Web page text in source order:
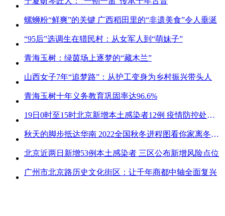
螺蛳粉“鲜爽”的关键 广西稻田里的“非遗美食”令人垂涎
“95后”选调生在猎民村：从女军人到“萌妹子”
青海玉树：绿茵场上逐梦的“藏木兰”
山西女子7年“追梦路”：从护工变身为乡村振兴带头人
青海玉树十年义务教育巩固率达96.6%
19日0时至15时北京新增本土感染者12例 疫情防控处关键时刻
秋天的脚步抵达华南 2022全国秋冬进程图看你家离冬天有多远
北京近两日新增53例本土感染者 三区公布新增风险点位
广州市北京路历史文化街区：让千年商都中轴全面复兴